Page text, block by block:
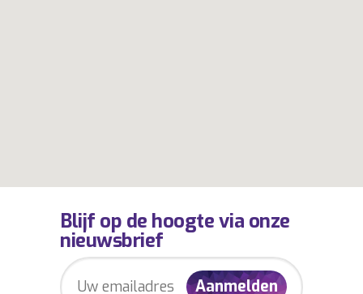
Blijf op de hoogte via onze
nieuwsbrief